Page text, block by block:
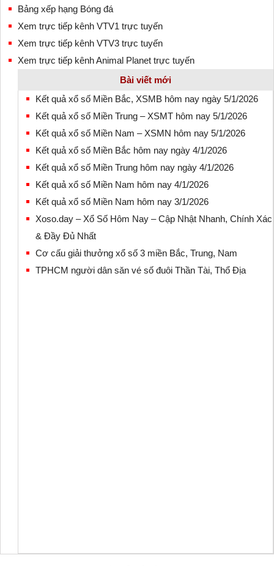
Bảng xếp hạng Bóng đá
Xem trực tiếp kênh VTV1 trực tuyến
Xem trực tiếp kênh VTV3 trực tuyến
Xem trực tiếp kênh Animal Planet trực tuyến
Bài viết mới
Kết quả xổ số Miền Bắc, XSMB hôm nay ngày 5/1/2026
Kết quả xổ số Miền Trung – XSMT hôm nay 5/1/2026
Kết quả xổ số Miền Nam – XSMN hôm nay 5/1/2026
Kết quả xổ số Miền Bắc hôm nay ngày 4/1/2026
Kết quả xổ số Miền Trung hôm nay ngày 4/1/2026
Kết quả xổ số Miền Nam hôm nay 4/1/2026
Kết quả xổ số Miền Nam hôm nay 3/1/2026
Xoso.day – Xổ Số Hôm Nay – Cập Nhật Nhanh, Chính Xác
& Đầy Đủ Nhất
Cơ cấu giải thưởng xổ số 3 miền Bắc, Trung, Nam
TPHCM người dân săn vé số đuôi Thần Tài, Thổ Địa